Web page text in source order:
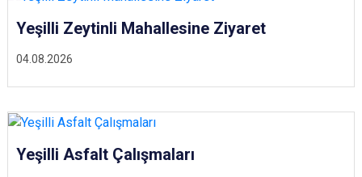
04.08.2026
Yeşilli Zeytinli Mahallesine Ziyaret
Yeşilli Asfalt Çalışmaları